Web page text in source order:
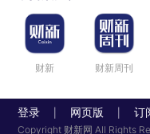
财新 财新周刊
登录 网页版 订
Copyright 财新网 All Rights